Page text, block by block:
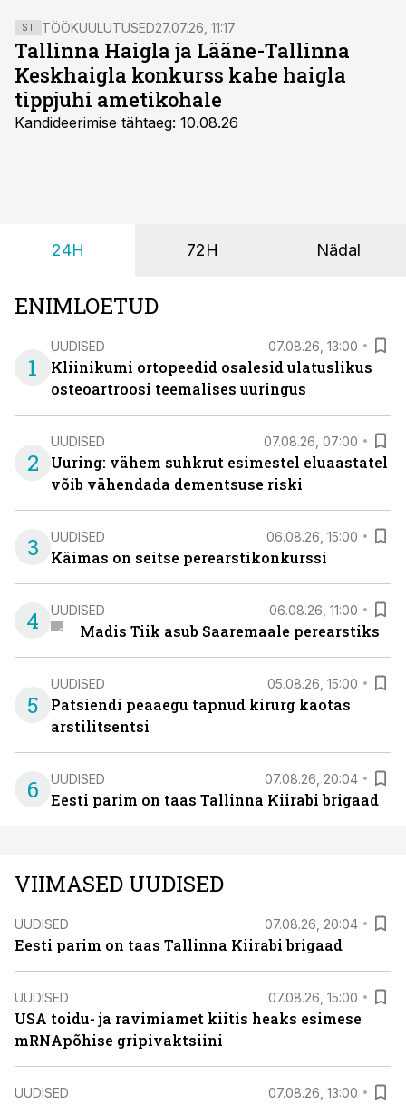
ST TÖÖKUULUTUSED27.07.26, 11:17
Tallinna Haigla ja Lääne-Tallinna
Keskhaigla konkurss kahe haigla
tippjuhi ametikohale
Kandideerimise tähtaeg: 10.08.26
24H 72H Nädal
ENIMLOETUD
1
UUDISED 07.08.26, 13:00
Kliinikumi ortopeedid osalesid ulatuslikus
osteoartroosi teemalises uuringus
2
UUDISED 07.08.26, 07:00
Uuring: vähem suhkrut esimestel eluaastatel
võib vähendada dementsuse riski
3 UUDISED 06.08.26, 15:00
Käimas on seitse perearstikonkurssi
4 UUDISED 06.08.26, 11:00
Madis Tiik asub Saaremaale perearstiks
5
UUDISED 05.08.26, 15:00
Patsiendi peaaegu tapnud kirurg kaotas
arstilitsentsi
6 UUDISED 07.08.26, 20:04
Eesti parim on taas Tallinna Kiirabi brigaad
VIIMASED UUDISED
UUDISED 07.08.26, 20:04
Eesti parim on taas Tallinna Kiirabi brigaad
UUDISED 07.08.26, 15:00
USA toidu- ja ravimiamet kiitis heaks esimese
mRNApõhise gripivaktsiini
UUDISED 07.08.26, 13:00